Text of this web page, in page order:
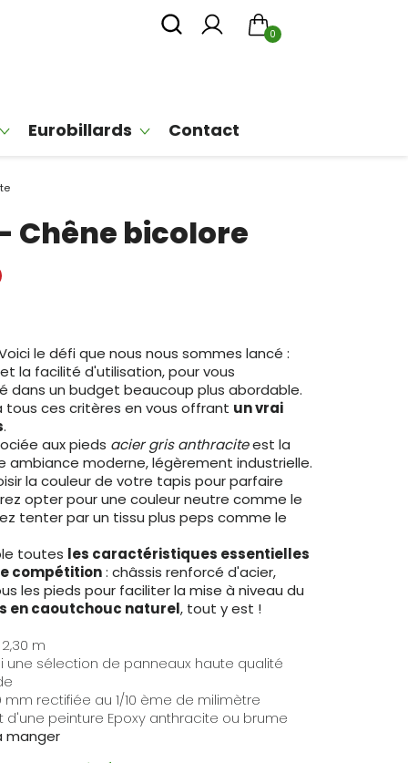
0
Eurobillards Contact
Chêne bicolore
le défi que nous nous sommes lancé :
la facilité d'utilisation, pour vous
dans un budget beaucoup plus abordable.
tous ces critères en vous offrant un vrai
.
aux pieds acier gris anthraciteest la
ambiance moderne, légèrement industrielle.
la couleur de votre tapis pour parfaire
opter pour une couleur neutre comme le
tenter par un tissu plus peps comme le
toutes les caractéristiques essentielles
compétition: châssis renforcé d'acier,
les pieds pour faciliter la mise à niveau du
en caoutchouc naturel, tout y est !
m
une sélection de panneaux haute qualité
rectifiée au 1/10 ème de milimètre
peinture Epoxy anthracite ou brume
manger